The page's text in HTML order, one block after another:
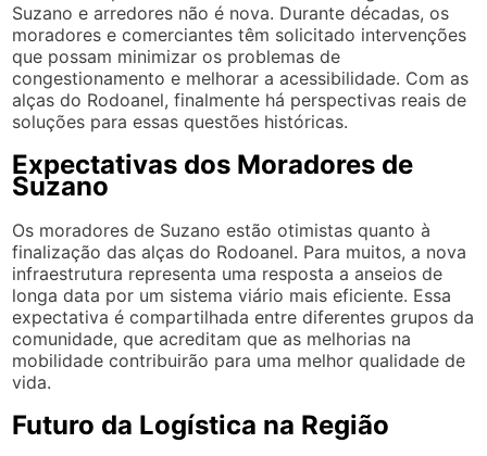
Suzano e arredores não é nova. Durante décadas, os
moradores e comerciantes têm solicitado intervenções
que possam minimizar os problemas de
congestionamento e melhorar a acessibilidade. Com as
alças do Rodoanel, finalmente há perspectivas reais de
soluções para essas questões históricas.
Expectativas dos Moradores de
Suzano
Os moradores de Suzano estão otimistas quanto à
finalização das alças do Rodoanel. Para muitos, a nova
infraestrutura representa uma resposta a anseios de
longa data por um sistema viário mais eficiente. Essa
expectativa é compartilhada entre diferentes grupos da
comunidade, que acreditam que as melhorias na
mobilidade contribuirão para uma melhor qualidade de
vida.
Futuro da Logística na Região